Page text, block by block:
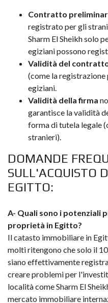
Contratto
registrato per gli
Sharm El Sheikh solo
egiziani possono
Validità del
(come la
egiziani.
Validità della firma
garantisce la validità
forma di tutela legale
stranieri).
DOMANDE
SULL'ACQUISTO
EGITTO:
A- Quali sono i potenziali
proprietà in Egitto?
Il catasto immobiliare in
molti ritengono che solo il
siano effettivamente
creare problemi per
località come Sharm El
mercato immobiliare